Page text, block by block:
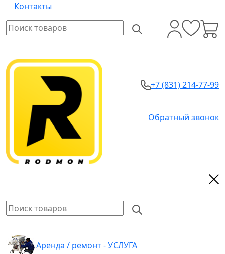
Контакты
+7 (831) 214-77-99
Обратный звонок
Аренда / ремонт - УСЛУГА